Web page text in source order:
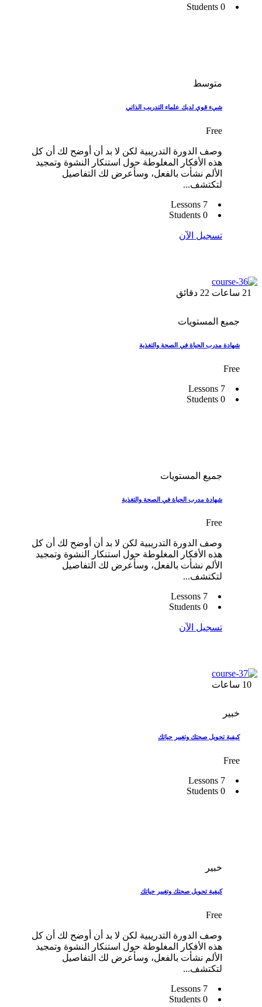
0 Students
متوسط
شيء قوي لديك علماء التدريب الذاتي
Free
وصف الدورة التدريبية لكن لا بد أن أوضح لك أن كل
هذه الأفكار المغلوطة حول استنكار النشوة وتمجيد
الألم نشأت بالفعل، وسأعرض لك التفاصيل
لتكتشف...
7 Lessons
0 Students
تسجيل الآن
ساعات دقائق
جميع المستويات
شهادة مدرب الحياة في الصحة والتغذية
Free
7 Lessons
0 Students
جميع المستويات
شهادة مدرب الحياة في الصحة والتغذية
Free
وصف الدورة التدريبية لكن لا بد أن أوضح لك أن كل
هذه الأفكار المغلوطة حول استنكار النشوة وتمجيد
الألم نشأت بالفعل، وسأعرض لك التفاصيل
لتكتشف...
7 Lessons
0 Students
تسجيل الآن
ساعات
خبير
كيفية تحويل صحتك وتغيير حياتك
Free
7 Lessons
0 Students
خبير
كيفية تحويل صحتك وتغيير حياتك
Free
وصف الدورة التدريبية لكن لا بد أن أوضح لك أن كل
هذه الأفكار المغلوطة حول استنكار النشوة وتمجيد
الألم نشأت بالفعل، وسأعرض لك التفاصيل
لتكتشف...
7 Lessons
0 Students